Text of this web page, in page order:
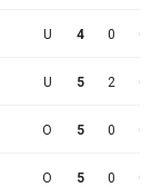
U 4 0 0
U 5 2 0
O 5 0 0
O 5 0 0